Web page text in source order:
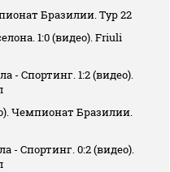
Бразилии. Тур 22
1:0 (видео). Friuli
- Спортинг. 1:2 (видео).
Чемпионат Бразилии.
- Спортинг. 0:2 (видео).